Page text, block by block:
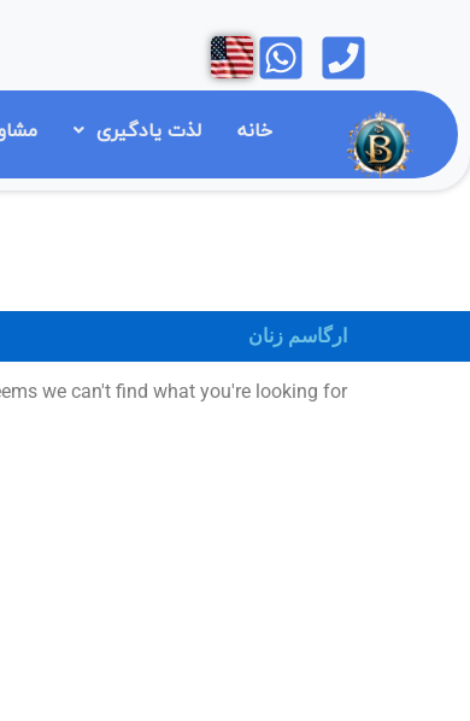
محتوا
Open
Open
خانه لذت یادگیری
ارگاسم زنان
we can't find what you're looking for.